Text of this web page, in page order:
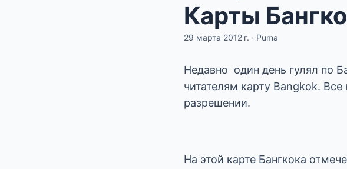
Карты
29 марта 2012 г. · Puma
Недавно один день гулял по
читателям карту Bangkok.
разрешении.
На этой карте Бангкока